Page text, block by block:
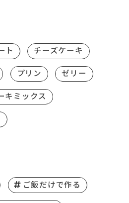
ト チーズケーキ
プリン ゼリー
キミックス
ご飯だけで作る